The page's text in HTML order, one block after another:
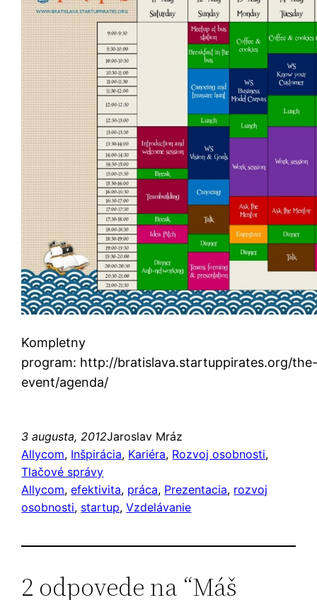
Kompletny
program: http://bratislava.startuppirates.org/
event/agenda/
3 augusta, 2012Jaroslav Mráz
Allycom, Inšpirácia, Kariéra, Rozvoj osobnosti
Tlačové správy
Allycom, efektivita, práca, Prezentacia, rozvoj
osobnosti, startup, Vzdelávanie
2 odpovede na “Máš